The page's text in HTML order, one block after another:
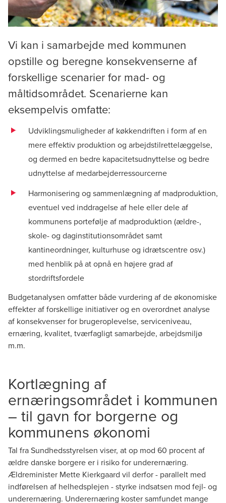
Vi kan i samarbejde med kommunen
opstille og beregne konsekvenserne af
forskellige scenarier for mad- og
måltidsområdet. Scenarierne kan
eksempelvis omfatte:
Udviklingsmuligheder af køkkendriften i form af en
mere effektiv produktion og arbejdstilrettelæggelse,
og dermed en bedre kapacitetsudnyttelse og bedre
udnyttelse af medarbejderressourcerne
Harmonisering og sammenlægning af madproduktion,
eventuel ved inddragelse af hele eller dele af
kommunens portefølje af madproduktion (ældre-,
skole- og daginstitutionsområdet samt
kantineordninger, kulturhuse og idrætscentre osv.)
med henblik på at opnå en højere grad af
stordriftsfordele
Budgetanalysen omfatter både vurdering af de økonomiske
effekter af forskellige initiativer og en overordnet analyse
af konsekvenser for brugeroplevelse, serviceniveau,
ernæring, kvalitet, tværfagligt samarbejde, arbejdsmiljø
m.m.
Kortlægning af
ernæringsområdet i kommunen
– til gavn for borgerne og
kommunens økonomi
Tal fra Sundhedsstyrelsen viser, at op mod 60 procent af
ældre danske borgere er i risiko for underernæring.
Ældreminister Mette Kierkgaard vil derfor - parallelt med
indførelsen af helhedsplejen - styrke indsatsen mod fejl- og
underernæring. Underernæring koster samfundet mange